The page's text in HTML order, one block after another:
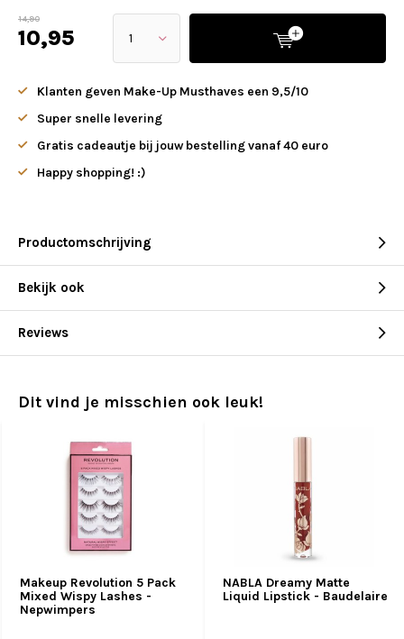
14,90
10,95
Klanten geven Make-Up Musthaves een 9,5/10
Super snelle levering
Gratis cadeautje bij jouw bestelling vanaf 40 euro
Happy shopping! :)
Productomschrijving
Bekijk ook
Reviews
Dit vind je misschien ook leuk!
Makeup Revolution 5 Pack
Mixed Wispy Lashes -
Nepwimpers
NABLA Dreamy Matte
Liquid Lipstick - Baudelaire